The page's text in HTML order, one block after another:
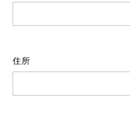
住所